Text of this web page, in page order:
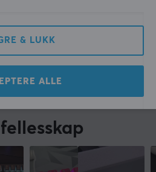
Linaer Switch
& LUKK
ALLE